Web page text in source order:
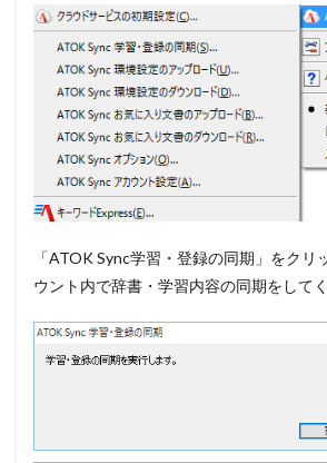
「ATOK Sync学習・登録の同期」をクリ
ウント内で辞書・学習内容の同期をしてく